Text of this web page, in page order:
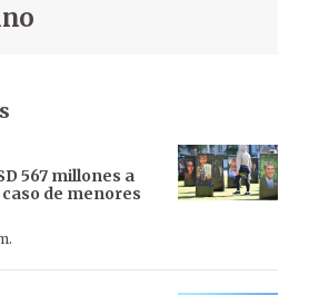
567 millones a
caso de menores